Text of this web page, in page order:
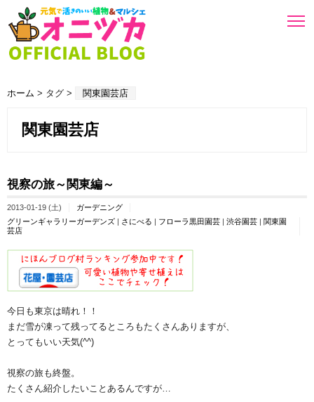
ホーム > タグ > 関東園芸店
関東園芸店
視察の旅～関東編～
2013-01-19 (土)
ガーデニング
グリーンギャラリーガーデンズ | さにべる | フローラ黒田園芸 | 渋谷園芸 | 関東園
芸店
今日も東京は晴れ！！
まだ雪が凍って残ってるところもたくさんありますが、
とってもいい天気(^^)
視察の旅も終盤。
たくさん紹介したいことあるんですが…